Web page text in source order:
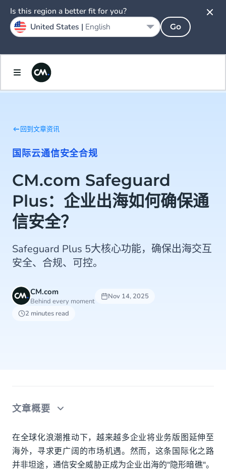
回到文章资讯
国际云通信安全合规
CM.com Safeguard
Plus：企业出海如何确保通
信安全？
Safeguard Plus 5大核心功能，确保出海交互
安全、合规、可控。
CM.com
Behind every moment
Nov 14, 2025
2 minutes read
文章概要
暗流涌动：企业出海进程中的四大通信安全威胁
数据泄露风险高
在全球化浪潮推动下，越来越多企业将业务版图延伸至
海外，寻求更广阔的市场机遇。然而，这条国际化之路
并非坦途，通信安全威胁正成为企业出海的"隐形暗礁"。
Is this region a better fit for you?
United States | English Go